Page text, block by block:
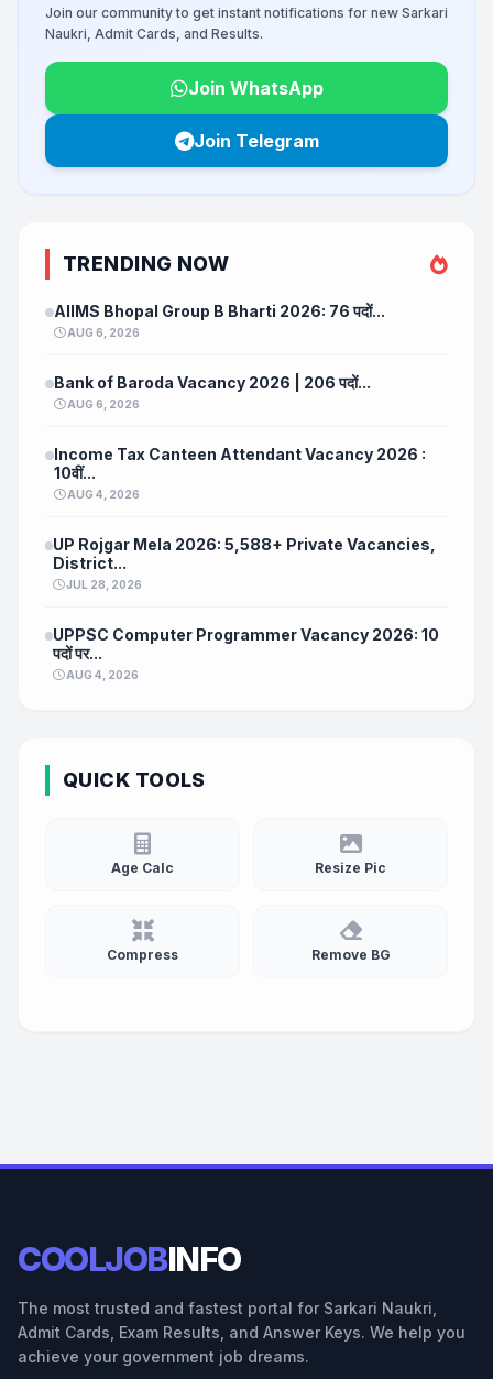
Join our community to get instant notifications for new Sarkari
Naukri, Admit Cards, and Results.
Join WhatsApp
Join Telegram
TRENDING NOW
AIIMS Bhopal Group B Bharti 2026: 76 पदों...
AUG 6, 2026
Bank of Baroda Vacancy 2026 | 206 पदों...
AUG 6, 2026
Income Tax Canteen Attendant Vacancy 2026 :
10वीं...
AUG 4, 2026
UP Rojgar Mela 2026: 5,588+ Private Vacancies,
District...
JUL 28, 2026
UPPSC Computer Programmer Vacancy 2026: 10
पदों पर...
AUG 4, 2026
QUICK TOOLS
Age Calc Resize Pic
Compress Remove BG
COOLJOBINFO
The most trusted and fastest portal for Sarkari Naukri,
Admit Cards, Exam Results, and Answer Keys. We help you
achieve your government job dreams.